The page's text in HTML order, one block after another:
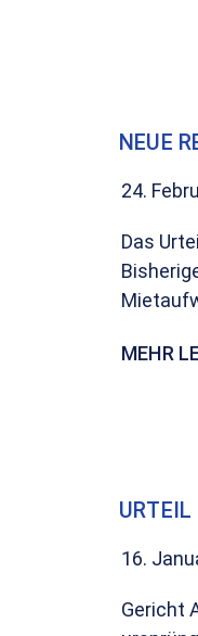
NEUE
24.
Das
MEHR
16.
Gericht